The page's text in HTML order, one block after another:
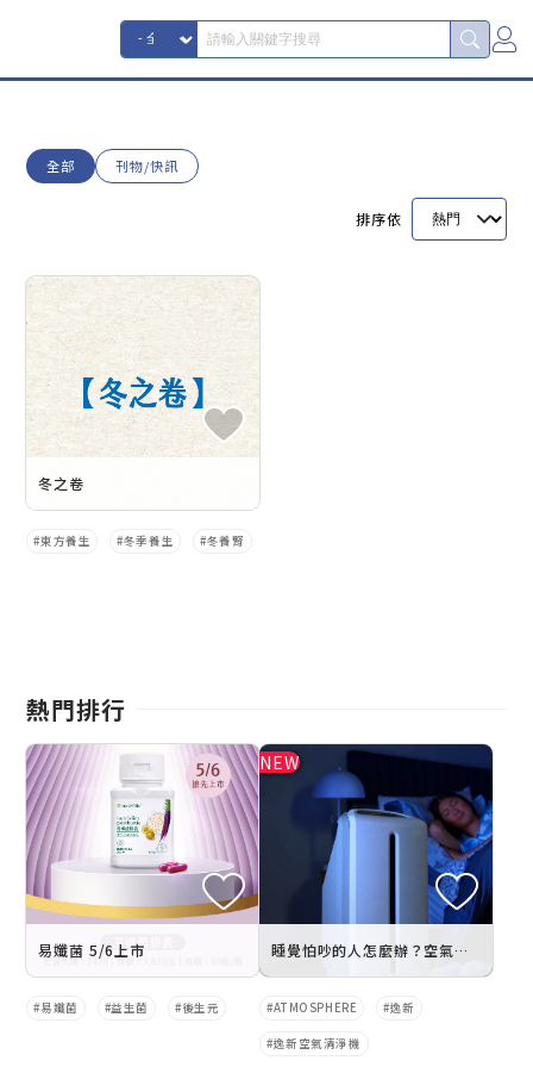
全部 刊物/快訊
排序依
冬之卷
東方養生 冬季養生 冬養腎
熱門排行
易孅菌 5/6上市
易孅菌 益生菌 後生元
睡覺怕吵的人怎麼辦？空氣清淨機安靜要看幾分貝？實測超靜音模式推薦
ATMOSPHERE 逸新
逸新空氣清淨機